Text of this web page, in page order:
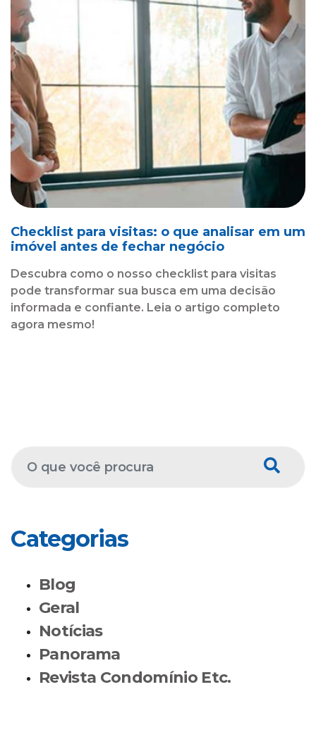
Checklist para visitas: o que analisar em um
imóvel antes de fechar negócio
Descubra como o nosso checklist para visitas
pode transformar sua busca em uma decisão
informada e confiante. Leia o artigo completo
agora mesmo!
Categorias
Blog
Geral
Notícias
Panorama
Revista Condomínio Etc.